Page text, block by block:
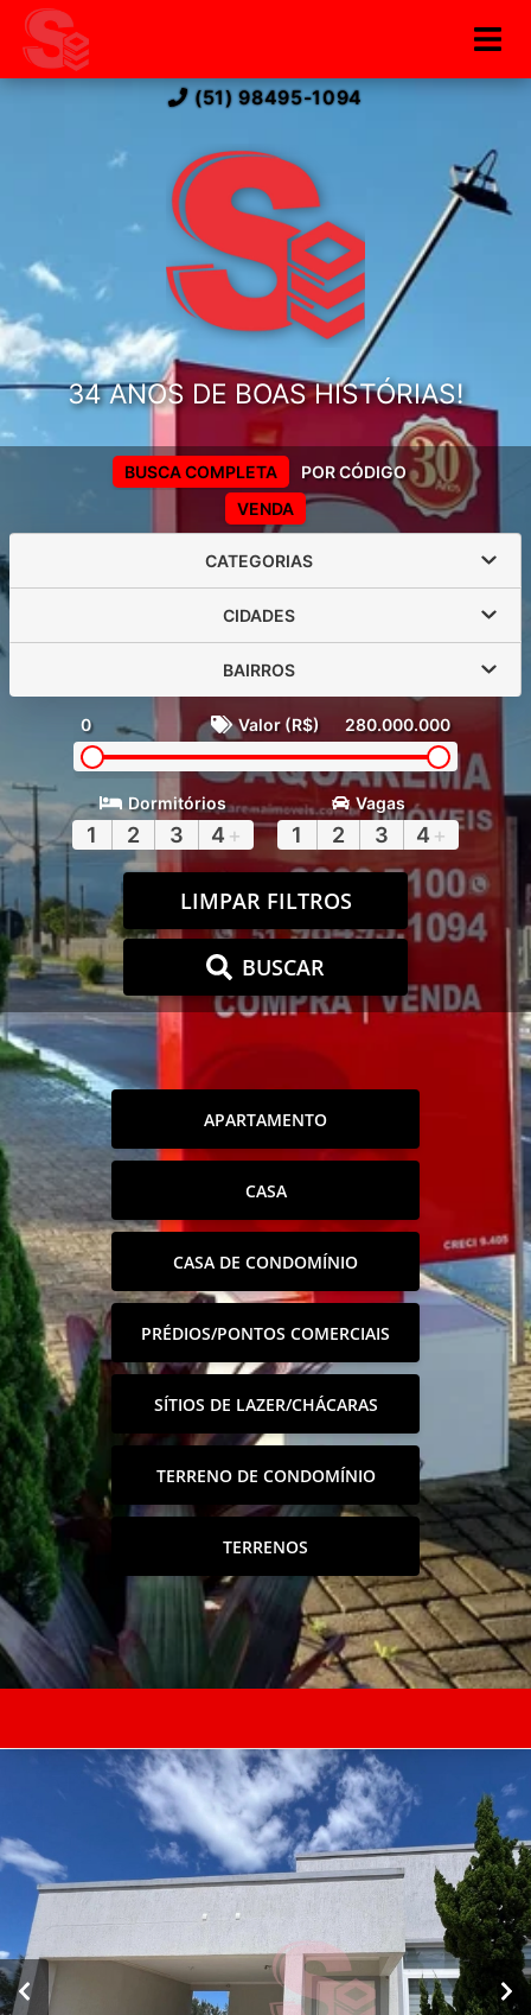
(51) 98495-1094
34 ANOS DE BOAS HISTÓRIAS!
VENDA
BUSCA COMPLETA POR CÓDIGO
CATEGORIAS
CIDADES
BAIRROS
0 Valor (R$) 280.000.000
Dormitórios
1 2 3 4 +
Vagas
1 2 3 4 +
LIMPAR FILTROS
BUSCAR
APARTAMENTO
CASA
CASA DE CONDOMÍNIO
PRÉDIOS/PONTOS COMERCIAIS
SÍTIOS DE LAZER/CHÁCARAS
TERRENO DE CONDOMÍNIO
TERRENOS